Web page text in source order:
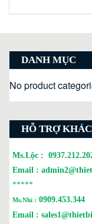
DANH MỤC
No product
HỖ TRỢ
Ms.Lộc :
Email :
*****
Ms.Nhi : 0909.453.344
Email :